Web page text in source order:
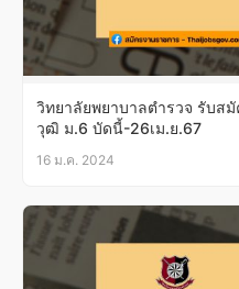
วิทยาลัยพยาบาลตํารวจ รับส
วุฒิ ม.6 บัดนี้-26เม.ย.67
16 ม.ค. 2024